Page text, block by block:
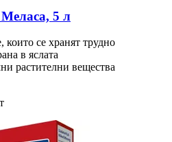
Меласа, 5 л
които се хранят трудно
в яслата
растителни вещества